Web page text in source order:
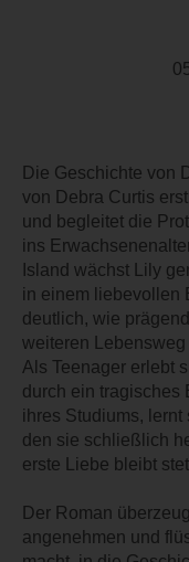
Die Geschichte von
von Debra Curtis
und begleitet die
ins
Island wächst Lily
in einem liebevollen
deutlich, wie
weiteren Lebensweg
Als Teenager erlebt
durch ein tragisches
ihres Studiums,
den sie schließlich
erste Liebe bleibt
Der Roman
angenehmen und